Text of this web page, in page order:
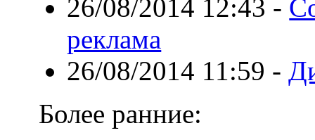
26/08/2014 12:43 -
реклама
26/08/2014 11:59 -
Более ранние: